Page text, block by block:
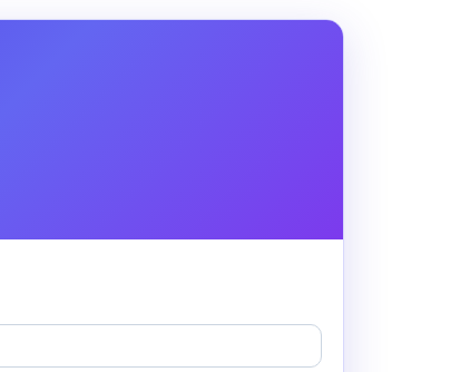
üstünlük sağlar. 2025 Bajaj
yeterli bir güç sunar.
bu durum onun diğer özelliklerini